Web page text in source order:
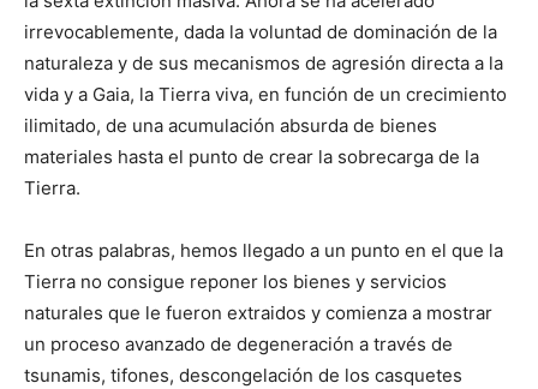
irrevocablemente, dada la voluntad de dominación de la
naturaleza y de sus mecanismos de agresión directa a la
vida y a Gaia, la Tierra viva, en función de un crecimiento
ilimitado, de una acumulación absurda de bienes
materiales hasta el punto de crear la sobrecarga de la
Tierra.
En otras palabras, hemos llegado a un punto en el que la
Tierra no consigue reponer los bienes y servicios
naturales que le fueron extraidos y comienza a mostrar
un proceso avanzado de degeneración a través de
tsunamis, tifones, descongelación de los casquetes